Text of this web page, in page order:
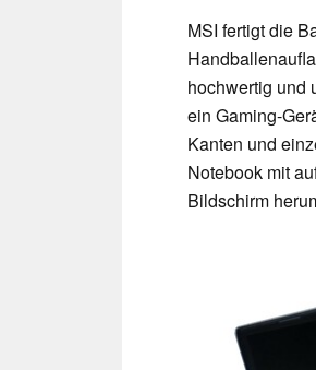
MSI fertigt die
hochwertig und
ein Gaming-
Kanten und
Notebook mit
Bildschirm